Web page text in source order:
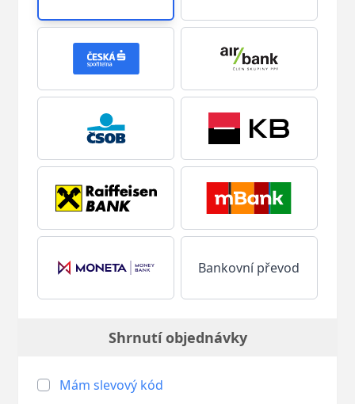
Bankovní převod
Shrnutí objednávky
Mám slevový kód